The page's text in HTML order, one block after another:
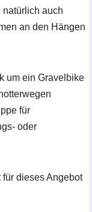
auch
an den Hängen
um ein Gravelbike
für
oder
dieses Angebot